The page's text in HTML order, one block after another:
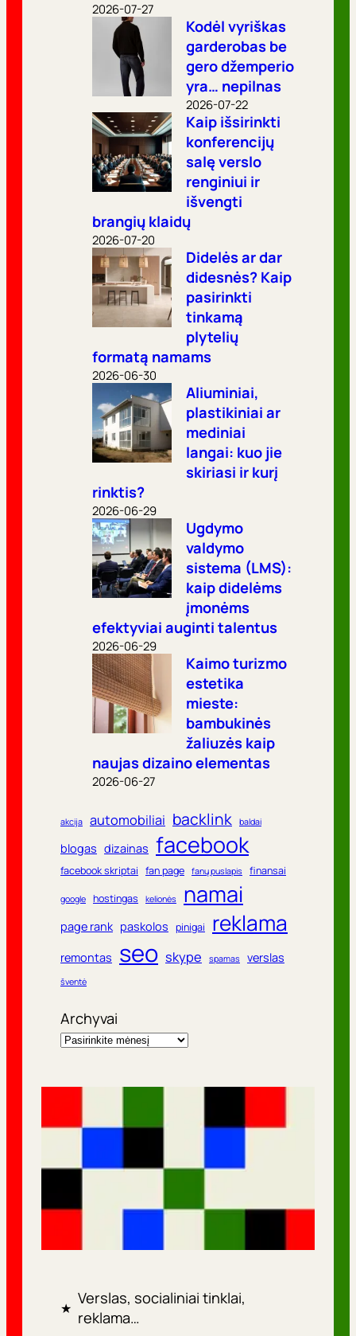
2026-07-27
Kodėl vyriškas
garderobas be
gero džemperio
yra… nepilnas
2026-07-22
Kaip išsirinkti
konferencijų
salę verslo
renginiui ir
išvengti
brangių klaidų
2026-07-20
Didelės ar dar
didesnės? Kaip
pasirinkti
tinkamą
plytelių
formatą namams
2026-06-30
Aliuminiai,
plastikiniai ar
mediniai
langai: kuo jie
skiriasi ir kurį
rinktis?
2026-06-29
Ugdymo
valdymo
sistema (LMS):
kaip didelėms
įmonėms
efektyviai auginti talentus
2026-06-29
Kaimo turizmo
estetika
mieste:
bambukinės
žaliuzės kaip
naujas dizaino elementas
2026-06-27
akcija automobiliai backlink baldai
blogas dizainas facebook
facebook skriptai fan page fanų puslapis finansai
google hostingas kelionės namai
page rank paskolos pinigai reklama
remontas seo skype spamas verslas
šventė
Archyvai
★
Verslas, socialiniai tinklai,
reklama…